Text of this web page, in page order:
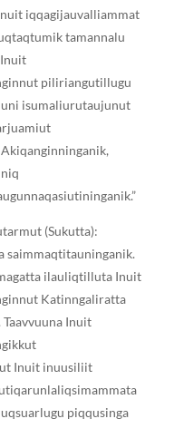
iqqagijauvalliammat
tamannalu
piliriangutillugu
isumaliurutaujunut
(Sukutta):
saimmaqtitauninganik.
ilauliqtilluta Inuit
Katinngaliratta
Inuit
Inuit inuusiliit
piqqusinga